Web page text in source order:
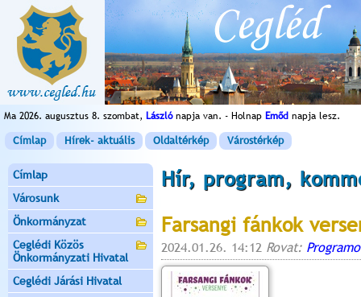
Ma 2026. augusztus 8. szombat, Lászlónapja van. - Holnap Emőd napja lesz.
Címlap Hírek- aktuális Oldaltérkép Várostérkép
Címlap
Városunk
Önkormányzat
Ceglédi Közös
Önkormányzati Hivatal
Ceglédi Járási Hivatal
Hír, program,
Farsangi fánkok
2024.01.26. 14:12 Rovat: